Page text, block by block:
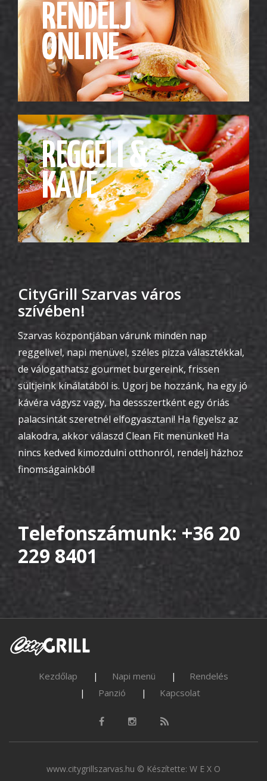
RENDELJ
ONLINE
REGGELI &
KÁVÉ
CityGrill Szarvas város
szívében!
Szarvas központjában várunk minden nap
reggelivel, napi menüvel, széles pizza választékkal,
de válogathatsz gourmet burgereink, frissen
sültjeink kínálatából is. Ugorj be hozzánk, ha egy jó
kávéra vágysz vagy, ha dessszertként egy óriás
palacsintát szeretnél elfogyasztani! Ha figyelsz az
alakodra, akkor válaszd Clean Fit menünket! Ha
nincs kedved kimozdulni otthonról, rendelj házhoz
finomságainkból!
Telefonszámunk: +36 20
229 8401
Kezdőlap Napi menü
Rendelés
Panzió
Kapcsolat
www.citygrillszarvas.hu © Készítette: W E X O